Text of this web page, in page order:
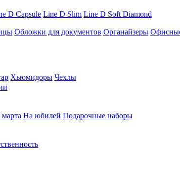
D Capsule Line D Slim Line D Soft Diamond
Обложки для документов Органайзеры
Хьюмидоры Чехлы
На юбилей Подарочные наборы